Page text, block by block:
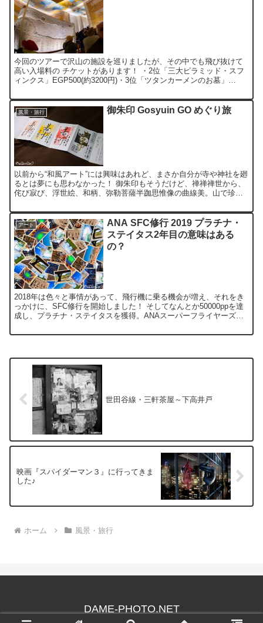
今回のツアーで沢山の施設を巡りましたが、その中でも飛び抜けて
高い入場料の チケットがあります！ ・2位「三大ピラミッド・スフ
ィンクス」EGP500(約3200円)・3位「ツタンカーメンのお墓」
風景・旅行 御朱印 Gosyuin GO めぐり旅
以前から“和風アート”には興味はあれど、まさか自分が寺や神社を廻
るとは夢にも思わなかった！ 御朱印もそうだけど、禅禅禅世から、
侘び寂び、浮世絵、和柄、弥勒菩薩半跏思惟像の曲線美。山で珍し
アート
ANA SFC修行 2019 プラチナ・
ステイタス2年目の意味はある
の？
2018年は色々と事情があって、飛行機に乗る機会が増え、それをき
っかけに、SFC修行を開始しました！ そしてなんとか50000ppを達
成し、プラチナ・ステイタスを獲得。ANAスーパーフライヤーズカ
世田谷線・三軒茶屋～下高井戸
映画『スパイダーマン３』に行ってきま
した♪
ホーム 風景・旅行
DAME-PHOTO.NET